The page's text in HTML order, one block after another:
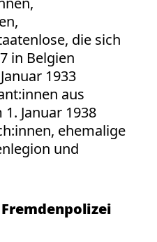
die sich
in Belgien
1933
aus
Januar 1938
ehemalige
und